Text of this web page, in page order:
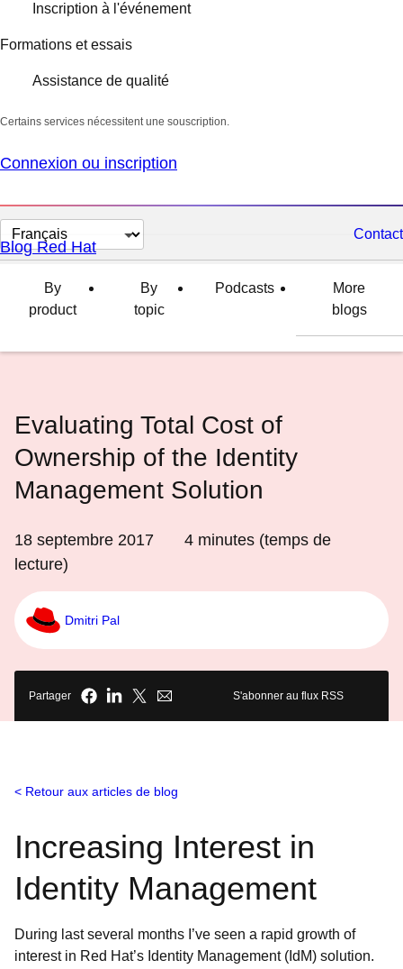
Inscription à l'événement
Formations et essais
Assistance de qualité
Certains services nécessitent une souscription.
Connexion ou inscription
Changer
la
langue
Contact
Blog Red Hat
By
product
By
topic
Podcasts
More
blogs
Evaluating Total Cost of
Ownership of the Identity
Management Solution
18 septembre 2017 4 minutes (temps de
lecture)
Dmitri Pal
Partager S'abonner au flux RSS
Retour aux articles de blog
Increasing Interest in
Identity Management
During last several months I’ve seen a rapid growth of
interest in Red Hat’s Identity Management (IdM) solution.